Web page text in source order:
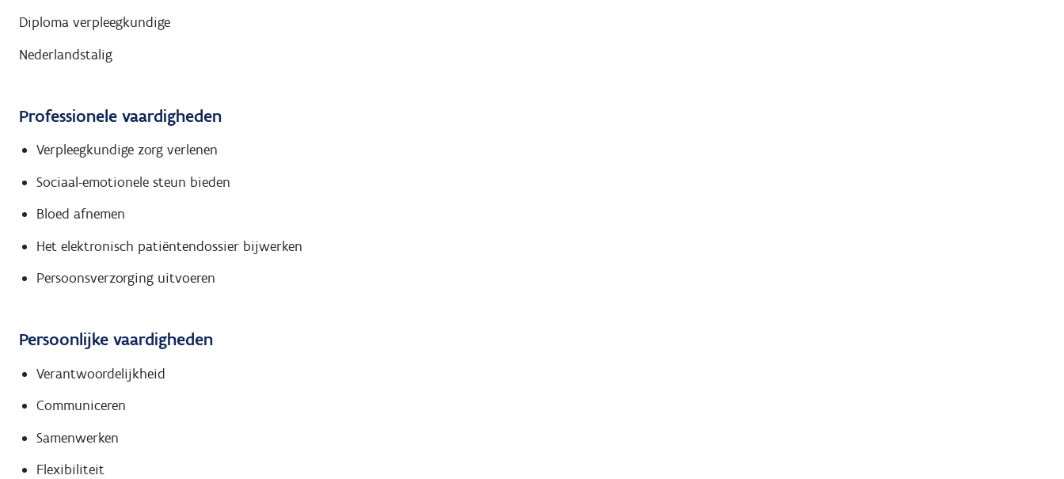
Diploma verpleegkundige
Nederlandstalig
Professionele vaardigheden
Verpleegkundige zorg verlenen
Sociaal-emotionele steun bieden
Bloed afnemen
Het elektronisch patiëntendossier bijwerken
Persoonsverzorging uitvoeren
Persoonlijke vaardigheden
Verantwoordelijkheid
Communiceren
Samenwerken
Flexibiliteit